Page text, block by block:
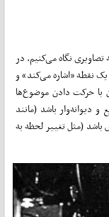
نگاه می‌کنیم. در
نقطه «اشاره می‌کند» و
با حرکت دادن موضوع‌ها
دیوانه‌وار باشد (مانند
(مثل تغییر لحظه به